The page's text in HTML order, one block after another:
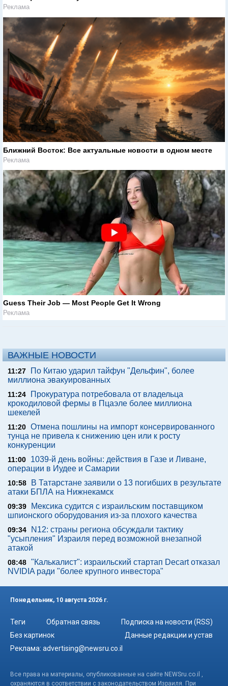
Реклама
Ближний Восток: Все актуальные новости в одном месте
Реклама
Guess Their Job — Most People Get It Wrong
Реклама
ВАЖНЫЕ НОВОСТИ
11:27
По Китаю ударил тайфун "Дельфин", более
миллиона эвакуированных
11:24
Прокуратура потребовала от владельца
крокодиловой фермы в Пцаэле более миллиона
шекелей
11:20 Отмена пошлины на импорт консервированного
тунца не привела к снижению цен или к росту
конкуренции
11:00
1039-й день войны: действия в Газе и Ливане,
операции в Иудее и Самарии
10:58
В Татарстане заявили о 13 погибших в результате
атаки БПЛА на Нижнекамск
09:39
Мексика судится с израильским поставщиком
шпионского оборудования из-за плохого качества
09:34
N12: страны региона обсуждали тактику
"усыпления" Израиля перед возможной внезапной
атакой
08:48 "Калькалист": израильский стартап Decart отказал
NVIDIA ради "более крупного инвестора"
Понедельник, 10 августа 2026 г.
Теги Обратная связь
Подписка на новости (RSS)
Без картинок
Данные редакции и устав
Реклама: advertising@newsru.co.il
Все права на материалы, опубликованные на сайте NEWSru.co.il ,
охраняются в соответствии с законодательством Израиля. При